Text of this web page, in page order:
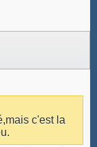
c'est la